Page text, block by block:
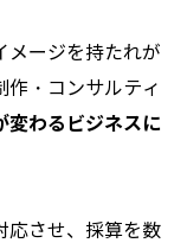
メージを持たれが
作・コンサルティ
変わるビジネスに
応させ、採算を数